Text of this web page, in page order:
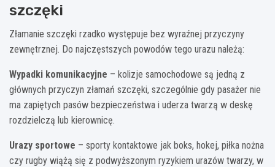
szczęki
Złamanie szczęki rzadko występuje bez wyraźnej przyczyny
zewnętrznej. Do najczęstszych powodów tego urazu należą:
Wypadki komunikacyjne – kolizje samochodowe są jedną z
głównych przyczyn złamań szczęki, szczególnie gdy pasażer nie
ma zapiętych pasów bezpieczeństwa i uderza twarzą w deskę
rozdzielczą lub kierownicę.
Urazy sportowe – sporty kontaktowe jak boks, hokej, piłka nożna
czy rugby wiążą się z podwyższonym ryzykiem urazów twarzy, w